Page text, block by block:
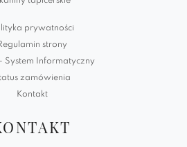
prywatności
strony
System Informatyczny
zamówienia
Kontakt